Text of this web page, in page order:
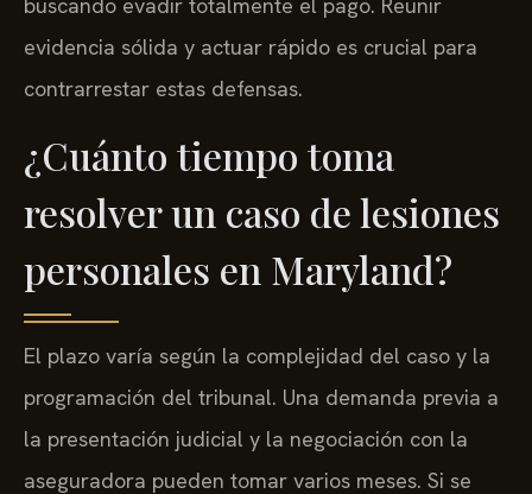
evidencia sólida y actuar rápido es crucial para
contrarrestar estas defensas.
¿Cuánto tiempo toma
resolver un caso de lesiones
personales en Maryland?
El plazo varía según la complejidad del caso y la
programación del tribunal. Una demanda previa a
la presentación judicial y la negociación con la
aseguradora pueden tomar varios meses. Si se